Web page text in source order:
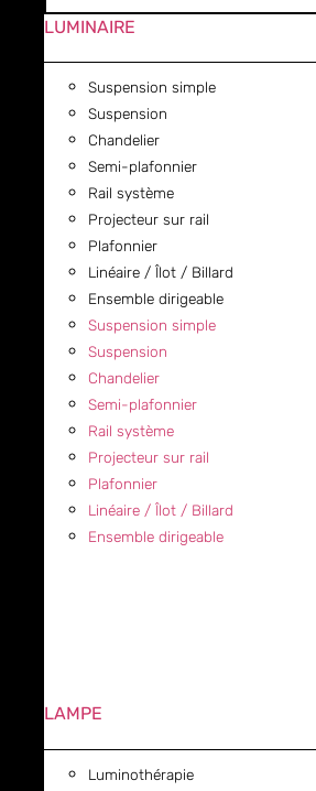
LUMINAIRE
Suspension simple
Suspension
Chandelier
Semi-plafonnier
Rail système
Projecteur sur rail
Plafonnier
Linéaire / Îlot / Billard
Ensemble dirigeable
Suspension simple
Suspension
Chandelier
Semi-plafonnier
Rail système
Projecteur sur rail
Plafonnier
Linéaire / Îlot / Billard
Ensemble dirigeable
LAMPE
Luminothérapie